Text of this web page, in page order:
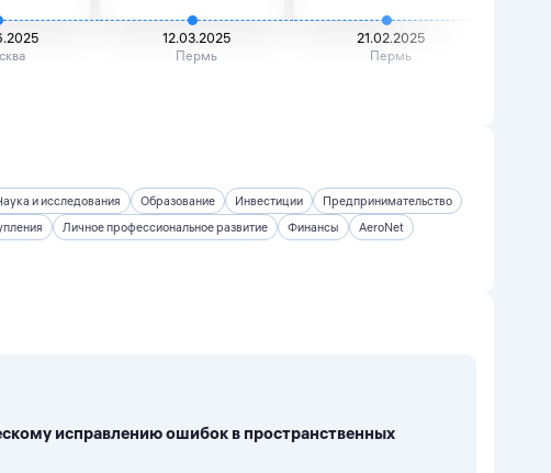
12.03.2025
Пермь
21.02.2025
Пермь
и исследования Образование Инвестиции
Предпринимательство
Личное профессиональное развитие Финансы AeroNet
исправлению ошибок в пространственных